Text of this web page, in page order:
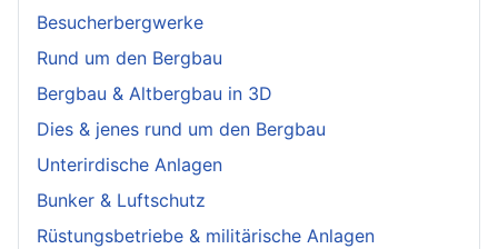
Besucherbergwerke
Rund um den Bergbau
Bergbau & Altbergbau in 3D
Dies & jenes rund um den Bergbau
Unterirdische Anlagen
Bunker & Luftschutz
Rüstungsbetriebe & militärische Anlagen